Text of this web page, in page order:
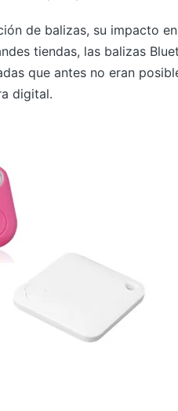
de balizas, su impacto
tiendas, las balizas
que antes no eran
digital.